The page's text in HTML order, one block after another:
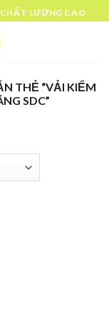
LƯỢNG CAO
THẺ “VẢI KIỂM
SDC”